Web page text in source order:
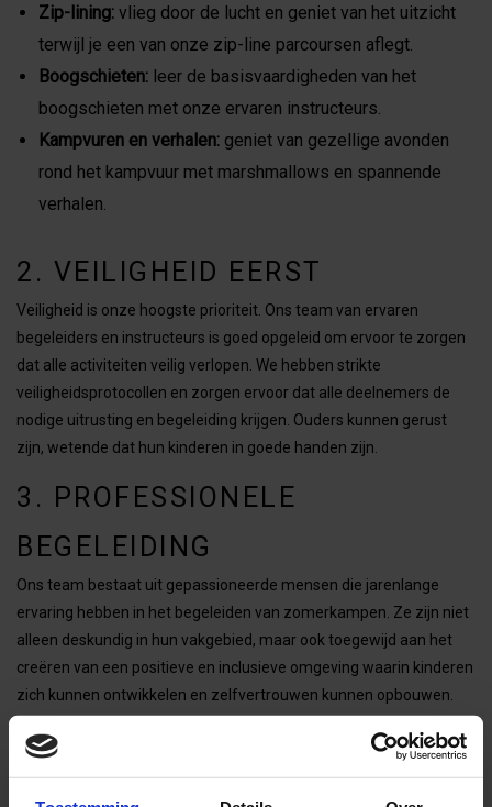
Zip-lining: vlieg door de lucht en geniet van het uitzicht
terwijl je een van onze zip-line parcoursen aflegt.
Boogschieten: leer de basisvaardigheden van het
boogschieten met onze ervaren instructeurs.
Kampvuren en verhalen: geniet van gezellige avonden
rond het kampvuur met marshmallows en spannende
verhalen.
2. VEILIGHEID EERST
Veiligheid is onze hoogste prioriteit. Ons team van ervaren
begeleiders en instructeurs is goed opgeleid om ervoor te zorgen
dat alle activiteiten veilig verlopen. We hebben strikte
veiligheidsprotocollen en zorgen ervoor dat alle deelnemers de
nodige uitrusting en begeleiding krijgen. Ouders kunnen gerust
zijn, wetende dat hun kinderen in goede handen zijn.
3. PROFESSIONELE
BEGELEIDING
Ons team bestaat uit gepassioneerde mensen die jarenlange
ervaring hebben in het begeleiden van zomerkampen. Ze zijn niet
alleen deskundig in hun vakgebied, maar ook toegewijd aan het
creëren van een positieve en inclusieve omgeving waarin kinderen
zich kunnen ontwikkelen en zelfvertrouwen kunnen opbouwen.
4. GEZONDE MAALTIJDEN
Goed eten is essentieel voor een actieve dag vol avontuur. Onze